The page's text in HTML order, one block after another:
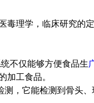
理学，临床研究的
不仅能够方便食品生
加工食品。
，它能检测到骨头